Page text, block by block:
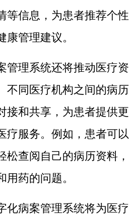
等信息，为患者推荐个性
管理建议。
管理系统还将推动医疗资
不同医疗机构之间的病历
接和共享，为患者提供更
疗服务。例如，患者可以
松查阅自己的病历资料，
药的问题。
化病案管理系统将为医疗